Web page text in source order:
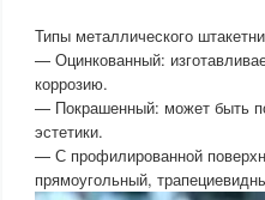
Типы металлического
— Оцинкованный:
коррозию.
— Покрашенный: может быть
эстетики.
— С профилированной
прямоугольный,